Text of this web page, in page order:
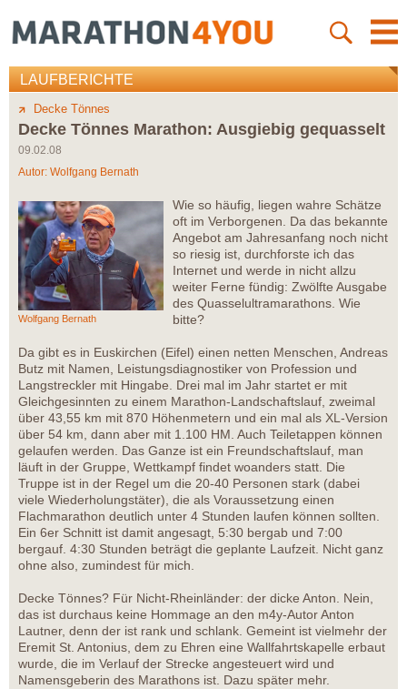
LAUFBERICHTE
Decke Tönnes
Decke Tönnes Marathon: Ausgiebig gequasselt
09.02.08
Autor: Wolfgang Bernath
Wolfgang Bernath
Wie so häufig, liegen wahre Schätze
oft im Verborgenen. Da das bekannte
Angebot am Jahresanfang noch nicht
so riesig ist, durchforste ich das
Internet und werde in nicht allzu
weiter Ferne fündig: Zwölfte Ausgabe
des Quasselultramarathons. Wie
bitte?
Da gibt es in Euskirchen (Eifel) einen netten Menschen, Andreas
Butz mit Namen, Leistungsdiagnostiker von Profession und
Langstreckler mit Hingabe. Drei mal im Jahr startet er mit
Gleichgesinnten zu einem Marathon-Landschaftslauf, zweimal
über 43,55 km mit 870 Höhenmetern und ein mal als XL-Version
über 54 km, dann aber mit 1.100 HM. Auch Teiletappen können
gelaufen werden. Das Ganze ist ein Freundschaftslauf, man
läuft in der Gruppe, Wettkampf findet woanders statt. Die
Truppe ist in der Regel um die 20-40 Personen stark (dabei
viele Wiederholungstäter), die als Voraussetzung einen
Flachmarathon deutlich unter 4 Stunden laufen können sollten.
Ein 6er Schnitt ist damit angesagt, 5:30 bergab und 7:00
bergauf. 4:30 Stunden beträgt die geplante Laufzeit. Nicht ganz
ohne also, zumindest für mich.
Decke Tönnes? Für Nicht-Rheinländer: der dicke Anton. Nein,
das ist durchaus keine Hommage an den m4y-Autor Anton
Lautner, denn der ist rank und schlank. Gemeint ist vielmehr der
Eremit St. Antonius, dem zu Ehren eine Wallfahrtskapelle erbaut
wurde, die im Verlauf der Strecke angesteuert wird und
Namensgeberin des Marathons ist. Dazu später mehr.